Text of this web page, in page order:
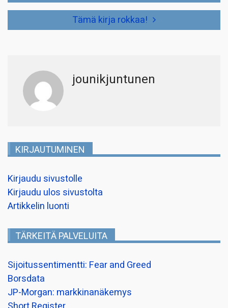
Tämä kirja rokkaa!
jounikjuntunen
KIRJAUTUMINEN
Kirjaudu sivustolle
Kirjaudu ulos sivustolta
Artikkelin luonti
TÄRKEITÄ PALVELUITA
Sijoitussentimentti: Fear and Greed
Borsdata
JP-Morgan: markkinanäkemys